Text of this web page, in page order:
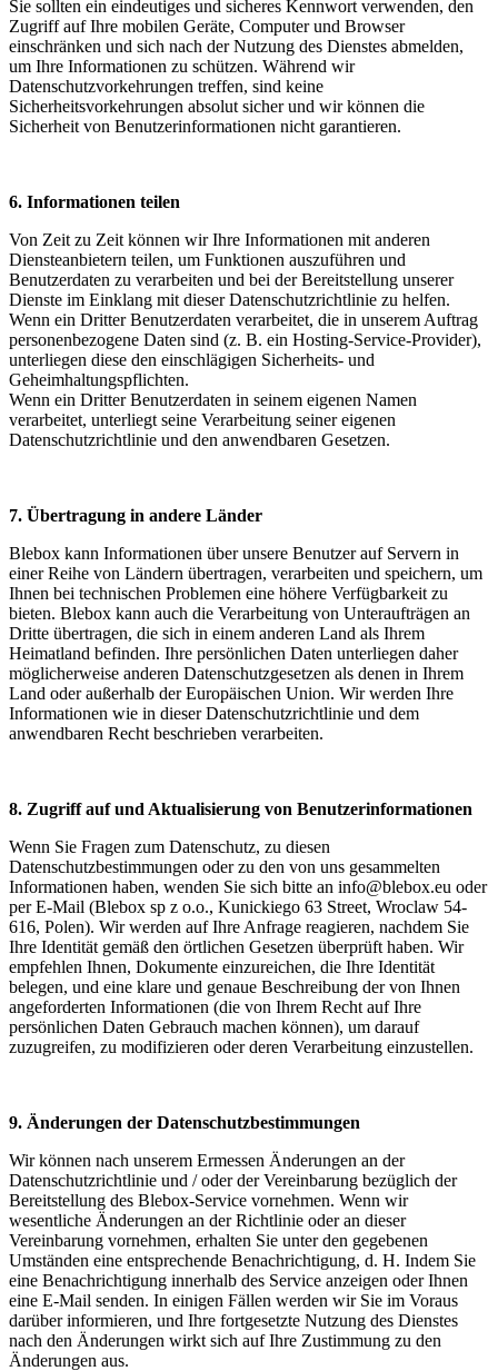
Sie sollten ein eindeutiges und sicheres Kennwort verwenden, den
Zugriff auf Ihre mobilen Geräte, Computer und Browser
einschränken und sich nach der Nutzung des Dienstes abmelden,
um Ihre Informationen zu schützen. Während wir
Datenschutzvorkehrungen treffen, sind keine
Sicherheitsvorkehrungen absolut sicher und wir können die
Sicherheit von Benutzerinformationen nicht garantieren.
6. Informationen teilen
Von Zeit zu Zeit können wir Ihre Informationen mit anderen
Diensteanbietern teilen, um Funktionen auszuführen und
Benutzerdaten zu verarbeiten und bei der Bereitstellung unserer
Dienste im Einklang mit dieser Datenschutzrichtlinie zu helfen.
Wenn ein Dritter Benutzerdaten verarbeitet, die in unserem Auftrag
personenbezogene Daten sind (z. B. ein Hosting-Service-Provider),
unterliegen diese den einschlägigen Sicherheits- und
Geheimhaltungspflichten.
Wenn ein Dritter Benutzerdaten in seinem eigenen Namen
verarbeitet, unterliegt seine Verarbeitung seiner eigenen
Datenschutzrichtlinie und den anwendbaren Gesetzen.
7. Übertragung in andere Länder
Blebox kann Informationen über unsere Benutzer auf Servern in
einer Reihe von Ländern übertragen, verarbeiten und speichern, um
Ihnen bei technischen Problemen eine höhere Verfügbarkeit zu
bieten. Blebox kann auch die Verarbeitung von Unteraufträgen an
Dritte übertragen, die sich in einem anderen Land als Ihrem
Heimatland befinden. Ihre persönlichen Daten unterliegen daher
möglicherweise anderen Datenschutzgesetzen als denen in Ihrem
Land oder außerhalb der Europäischen Union. Wir werden Ihre
Informationen wie in dieser Datenschutzrichtlinie und dem
anwendbaren Recht beschrieben verarbeiten.
8. Zugriff auf und Aktualisierung von Benutzerinformationen
Wenn Sie Fragen zum Datenschutz, zu diesen
Datenschutzbestimmungen oder zu den von uns gesammelten
Informationen haben, wenden Sie sich bitte an info@blebox.eu oder
per E-Mail (Blebox sp z o.o., Kunickiego 63 Street, Wroclaw 54-
616, Polen). Wir werden auf Ihre Anfrage reagieren, nachdem Sie
Ihre Identität gemäß den örtlichen Gesetzen überprüft haben. Wir
empfehlen Ihnen, Dokumente einzureichen, die Ihre Identität
belegen, und eine klare und genaue Beschreibung der von Ihnen
angeforderten Informationen (die von Ihrem Recht auf Ihre
persönlichen Daten Gebrauch machen können), um darauf
zuzugreifen, zu modifizieren oder deren Verarbeitung einzustellen.
9. Änderungen der Datenschutzbestimmungen
Wir können nach unserem Ermessen Änderungen an der
Datenschutzrichtlinie und / oder der Vereinbarung bezüglich der
Bereitstellung des Blebox-Service vornehmen. Wenn wir
wesentliche Änderungen an der Richtlinie oder an dieser
Vereinbarung vornehmen, erhalten Sie unter den gegebenen
Umständen eine entsprechende Benachrichtigung, d. H. Indem Sie
eine Benachrichtigung innerhalb des Service anzeigen oder Ihnen
eine E-Mail senden. In einigen Fällen werden wir Sie im Voraus
darüber informieren, und Ihre fortgesetzte Nutzung des Dienstes
nach den Änderungen wirkt sich auf Ihre Zustimmung zu den
Änderungen aus.